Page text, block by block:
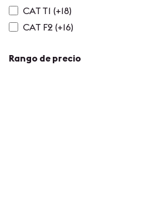
CAT T1 (+18)
CAT F2 (+16)
Rango de precio